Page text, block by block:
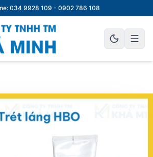
034 9928 109 - 0902 786 108